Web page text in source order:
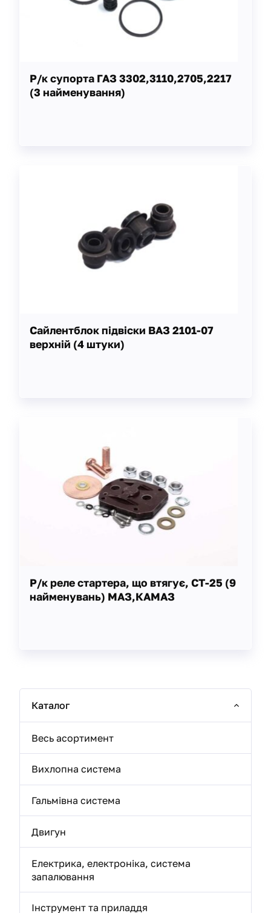
Р/к супорта ГАЗ 3302,3110,2705,2217
(3 найменування)
Сайлентблок підвіски ВАЗ 2101-07
верхній (4 штуки)
Р/к реле стартера, що втягує, СТ-25 (9
найменувань) МАЗ,КАМАЗ
Каталог
Весь асортимент
Вихлопна система
Гальмівна система
Двигун
Електрика, електроніка, система
запалювання
Інструмент та приладдя